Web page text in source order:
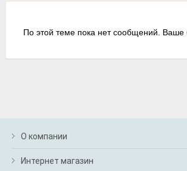
По этой теме пока нет сообщений. Ваше
О компании
Интернет магазин